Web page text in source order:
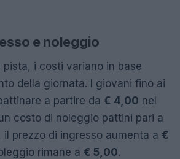
e noleggio
pista, i costi variano in base
della giornata. I giovani fino ai
a partire da € 4,00 nel
costo di noleggio pattini pari a
il prezzo di ingresso aumenta a €
rimane a € 5,00.